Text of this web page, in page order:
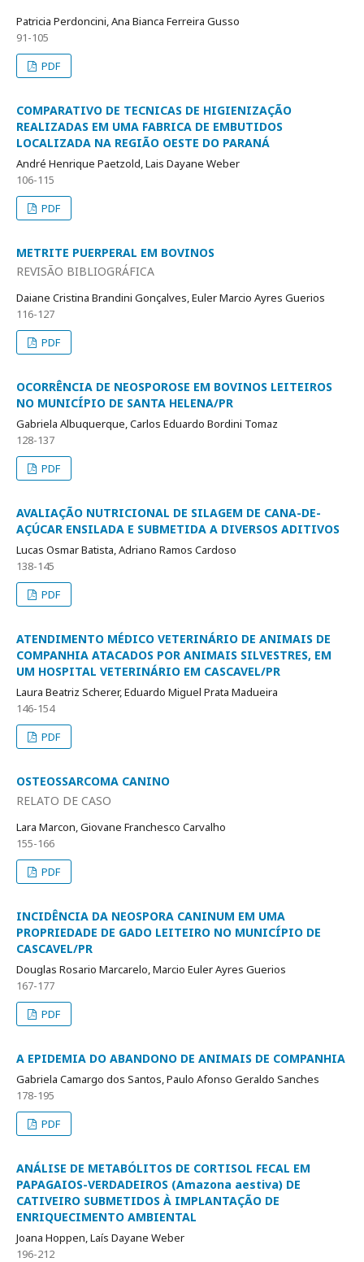
Patricia Perdoncini, Ana Bianca Ferreira Gusso
91-105
PDF
COMPARATIVO DE TECNICAS DE HIGIENIZAÇÃO
REALIZADAS EM UMA FABRICA DE EMBUTIDOS
LOCALIZADA NA REGIÃO OESTE DO PARANÁ
André Henrique Paetzold, Lais Dayane Weber
106-115
PDF
METRITE PUERPERAL EM BOVINOS
REVISÃO BIBLIOGRÁFICA
Daiane Cristina Brandini Gonçalves, Euler Marcio Ayres Guerios
116-127
PDF
OCORRÊNCIA DE NEOSPOROSE EM BOVINOS LEITEIROS
NO MUNICÍPIO DE SANTA HELENA/PR
Gabriela Albuquerque, Carlos Eduardo Bordini Tomaz
128-137
PDF
AVALIAÇÃO NUTRICIONAL DE SILAGEM DE CANA-DE-
AÇÚCAR ENSILADA E SUBMETIDA A DIVERSOS ADITIVOS
Lucas Osmar Batista, Adriano Ramos Cardoso
138-145
PDF
ATENDIMENTO MÉDICO VETERINÁRIO DE ANIMAIS DE
COMPANHIA ATACADOS POR ANIMAIS SILVESTRES, EM
UM HOSPITAL VETERINÁRIO EM CASCAVEL/PR
Laura Beatriz Scherer, Eduardo Miguel Prata Madueira
146-154
PDF
OSTEOSSARCOMA CANINO
RELATO DE CASO
Lara Marcon, Giovane Franchesco Carvalho
155-166
PDF
INCIDÊNCIA DA NEOSPORA CANINUM EM UMA
PROPRIEDADE DE GADO LEITEIRO NO MUNICÍPIO DE
CASCAVEL/PR
Douglas Rosario Marcarelo, Marcio Euler Ayres Guerios
167-177
PDF
A EPIDEMIA DO ABANDONO DE ANIMAIS DE COMPANHIA
Gabriela Camargo dos Santos, Paulo Afonso Geraldo Sanches
178-195
PDF
ANÁLISE DE METABÓLITOS DE CORTISOL FECAL EM
PAPAGAIOS-VERDADEIROS (Amazona aestiva) DE
CATIVEIRO SUBMETIDOS À IMPLANTAÇÃO DE
ENRIQUECIMENTO AMBIENTAL
Joana Hoppen, Laís Dayane Weber
196-212